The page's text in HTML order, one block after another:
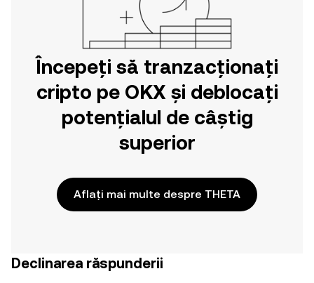
Începeți să tranzacționați
cripto pe OKX și deblocați
potențialul de câștig
superior
Aflați mai multe despre THETA
Declinarea răspunderii